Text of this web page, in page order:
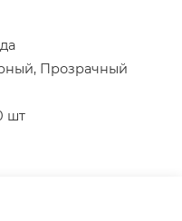
Прозрачный
шт